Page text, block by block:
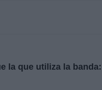
la que utiliza la